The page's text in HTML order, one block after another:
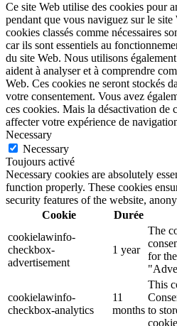
Ce site Web utilise des cookies pour
pendant que vous naviguez sur le
cookies classés comme nécessaires
car ils sont essentiels au
du site Web. Nous utilisons
aident à analyser et à comprendre
Web. Ces cookies ne seront stockés
votre consentement. Vous avez
ces cookies. Mais la désactivation de
affecter votre expérience de
Necessary
Necessary
Toujours activé
Necessary cookies are absolutely
function properly. These cookies
security features of the website,
Cookie
Durée
cookielawinfo-
checkbox-
advertisement
1 year
The
for
cookielawinfo-
checkbox-analytics
11
months
This
to